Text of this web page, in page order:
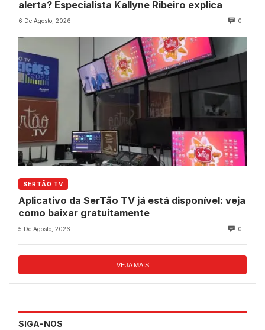
alerta? Especialista Kallyne Ribeiro explica
6 De Agosto, 2026 0
SERTÃO TV
Aplicativo da SerTão TV já está disponível: veja
como baixar gratuitamente
5 De Agosto, 2026 0
VEJA MAIS
SIGA-NOS